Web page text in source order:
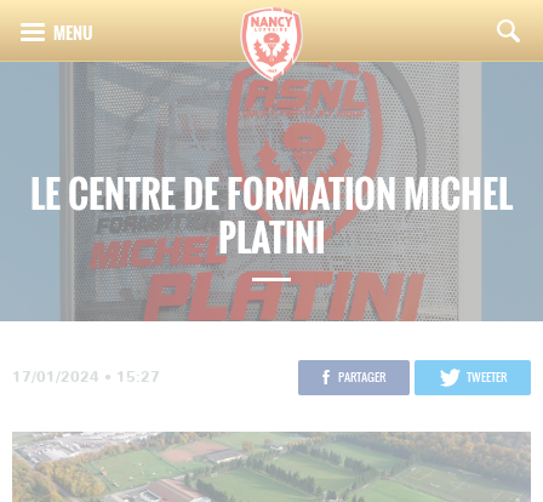
LE CENTRE DE FORMATION MICHEL
PLATINI
17/01/2024 • 15:27 PARTAGER TWEETER